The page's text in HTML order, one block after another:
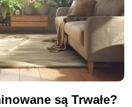
są Trwałe?